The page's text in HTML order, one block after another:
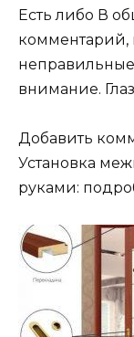
Есть либо В
комментарий,
внимание.
Добавить
Установка
руками: